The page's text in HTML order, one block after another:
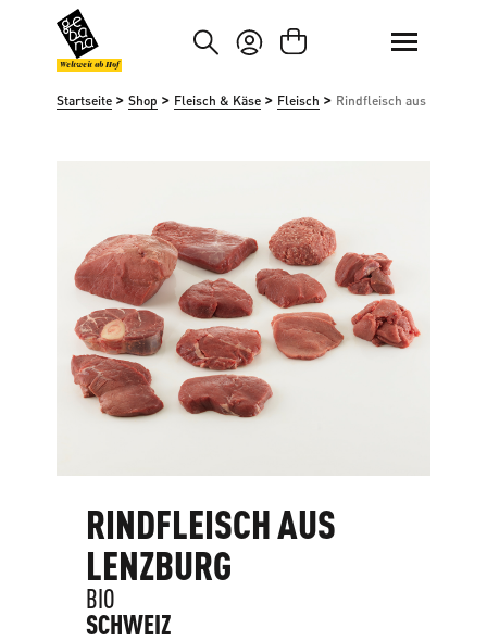
Hauptinhalt springen
Zur Suche springen
Weltweit ab Hof
Startseite > Shop > Fleisch & Käse > Fleisch > Rindfleisch aus Lenzburg
RINDFLEISCH AUS
LENZBURG
BIO
SCHWEIZ